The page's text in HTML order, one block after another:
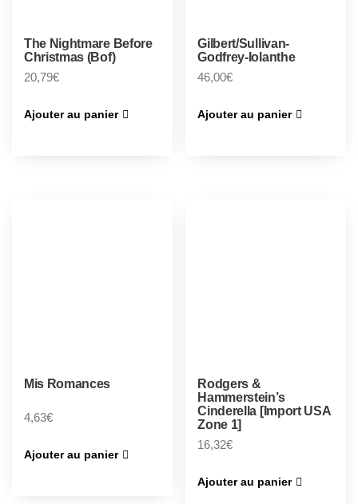
The Nightmare Before
Christmas (Bof)
20,79€
Ajouter au panier
Gilbert/Sullivan-
Godfrey-Iolanthe
46,00€
Ajouter au panier
Mis Romances
4,63€
Ajouter au panier
Rodgers &
Hammerstein’s
Cinderella [Import USA
Zone 1]
16,32€
Ajouter au panier